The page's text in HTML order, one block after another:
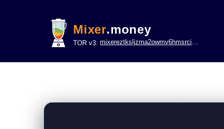
Mixer.money
TOR v3: mixereztksljzma2owmv6hmsrci322lsje6m3svicoddk3xbgvhd2fid.onion